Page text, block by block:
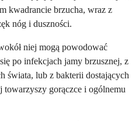
kwadrancie brzucha, wraz z
nóg i duszności.
niej mogą powodować
po infekcjach jamy brzusznej, z
świata, lub z bakterii dostających
gorączce i ogólnemu